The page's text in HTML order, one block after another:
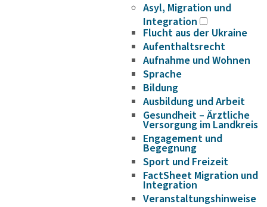
Asyl, Migration und
Integration
Flucht aus der Ukraine
Aufenthaltsrecht
Aufnahme und Wohnen
Sprache
Bildung
Ausbildung und Arbeit
Gesundheit – Ärztliche
Versorgung im Landkreis
Engagement und
Begegnung
Sport und Freizeit
FactSheet Migration und
Integration
Veranstaltungshinweise